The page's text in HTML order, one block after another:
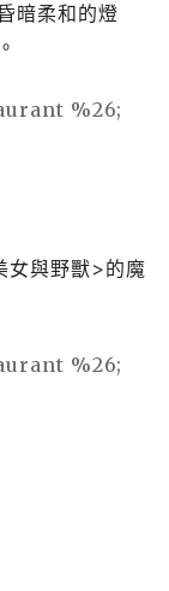
暗柔和的燈
女與野獸>的魔